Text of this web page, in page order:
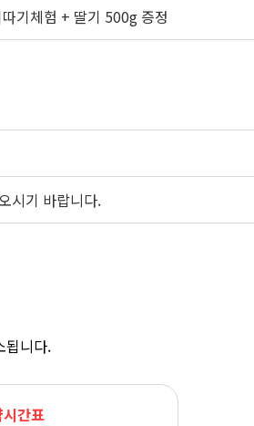
기체험 + 딸기 500g 증정
시기 바랍니다.
됩니다.
시간표